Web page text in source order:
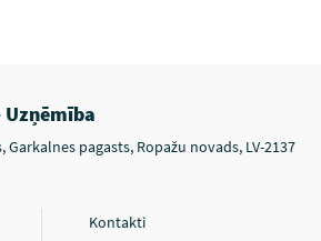
Garkalnes pagasts, Ropažu novads, LV-2137
Kontakti